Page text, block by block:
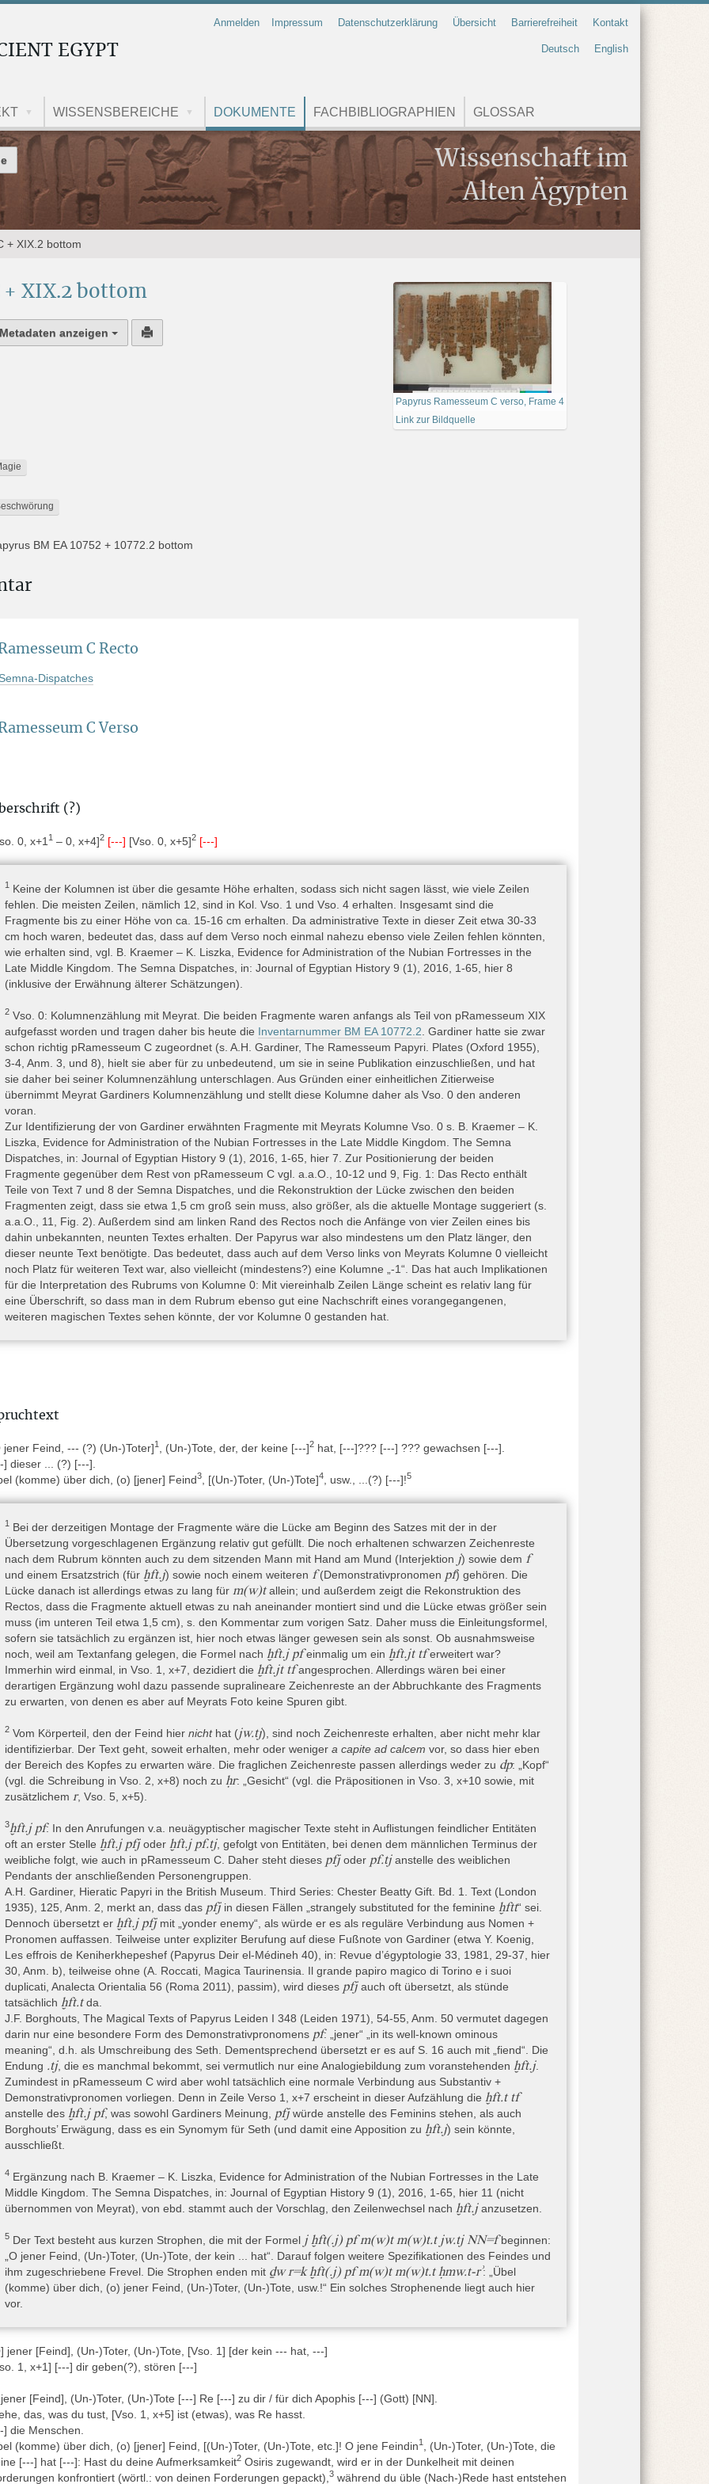
Anmelden Impressum Datenschutzerklärung Übersicht Barrierefreiheit Kontakt
Deutsch English
EGYPT
WISSENSBEREICHE DOKUMENTE FACHBIBLIOGRAPHIEN GLOSSAR
durchsuchen
Wissenschaft im
Alten Ägypten
+ XIX.2 bottom
Papyrus Ramesseum C verso, Frame 4
Link zur Bildquelle
+ XIX.2 bottom
Metadaten anzeigen
BM EA 10752 + 10772.2 bottom
381290
BM EA 10752 + 10772.2 (bottom)
Museu, Papyrus BM EA 10772.2
Konvolut der Ramesseumspapyri von der British School of Archaeology in Egypt und von A.H. Gardiner,
und Bearbeitungsgeschichte siehe u.a. Leach 2006, 225–227; Gardiner 1955, 1–6).
südlich von Assiut bis zum 1. Katarakt » Theben » westliches Ufer » Ramesseum
Papyrus wurde von J.E. Quibell im Jahre 1896 innerhalb des Ramesseums am Fuße eines bereits
Grabschachts gefunden (Quibell – Paget – Pirie [Quibell] 1898, 3–4, Taf. 1–3; Parkinson 1991, XI–
XXVI–XXVIII; Parkinson 2009, 139–140). Dieser Grabschacht gehört zu einer Nekropole aus der Zeit des
Reiches bis zum Anfang der 18. Dynastie (Leblanc 2005, 33–34; Nelson 2006, 115–117, 127; Parkinson
139–140), die in der 19. Dynastie durch den Totentempel („Millionenjahrhaus“) Ramses’ II. überbaut wurde.
Ecke des Ramesseums (Parkinson 2009, 139–140), unter Magazin 5 auf dem Plan von Quibell (Quibell –
– Pirie [Quibell] 1898, Taf. 1), nach heutiger Zählung STI.SA.08. Eine exakte Lokalisierung innerhalb dieses
ist bislang nicht gelungen, da der Fundort auf dem Plan von Quibell nicht eindeutig verzeichnet ist und
Schächte in Betracht kommen (eine vergebliche Suche bei Nelson 2006). Laut einer neu entdeckten Notiz
Newberry aus dem Jahr 1938 (Downing – Parkinson 2016), der bei der Auffindung der Papyri zugegen war,
sich der Schacht im beschrifteten Korridor des Grabes des Sehetepibre (Porter – Moss 1964, 679), der
den Magazinräumen 5–7 des Ramesseums nach dem Plan von Quibell läuft, nach heutiger Zählung unter
bis STI.SA.08. Sollte dies zutreffen (Newberry widerspricht dezidiert Quibell [Quibell – Paget – Pirie [Quibell]
3], der den Papyrus-Schacht nicht mit diesem Grab verbindet), kann der Schacht oder sein Inhalt schwer
ursprünglichen Grab des Sehetepibre gehört haben, denn Letzteres wird früher datiert als das
d.h. der Priester ( ḥm-nṯr) Sehetepibre kann nicht der ursprüngliche Eigentümer der
gewesen sein (Downing – Parkinson 2016, 40–41). Eine neue archäologische Untersuchung
Grabes des Sehetepibre wäre erforderlich, um Klarheit zu bekommen.
Papyrus befand sich zusammen mit 23 weiteren Papyri und einem Bündel Schilfrohr in einer Holzkiste
der Papyri bei Parkinson 2009, 151–153, Tab. 6.1) auf dem Boden des Schachtes. Die Papyri enthalten
medico-magische und magische Texte, aber auch literarische Texte (z.B. Beredter Bauer und
und liturgische Texte (z.B. Dramatischer Ramesseumspapyrus und Sobek-Hymnus). Heute ist dieses
auf das British Museum in London und das Ägyptische Museum und Papyrussammlung in Berlin
Das Schilfrohrbündel, bei dem es sich um Rohmaterial für Schreiberbinsen handelt, wird im Manchester
aufbewahrt (Inv.-Nr. 1882). Der Verbleib des Holzkastens, der mit weißem Stuck überzogen und mit der
sich Arkell Anfang der 1950er Jahre dem Auspacken, Katalogisieren und Ausstellen der Objekte (s. Smith
Vermutung steht noch aus.
wurden verschiedene magische Gegenstände im Schacht gefunden. Ein Überblick der Fundsituation
sich bei Geisen 2018, 2–7; eine Auflistung der von Quibell genannten Objekte mit ihren modernen
und Dynastien) » Pharaonische Zeit » Zweite Zwischenzeit » 13. Dynastie
und Dynastien) » Pharaonische Zeit » Mittleres Reich
Datierung des Papyrus basiert zum einen auf der Einordnung des archäologischen Fundkontextes, zum
auf text- bzw. konvolutinteren Überlegungen. Die Nekropole, in der das Konvolut gefunden wurde, kann in
Mittlere Reich und die frühe Zweite Zwischenzeit datiert werden (Leblanc 2005, 33–34; Nelson 2006, 115–116;
2009, 71). Über die im Grabschacht gefundenen Objekte ist keine chronologische Eingrenzung möglich,
viele dieser Gegenstände in Bestattungen des späten Mittleren Reiches gut belegt sind, teils sogar bis in die
18. Dynastie fortlaufen (Parkinson 2009, 143–145). Laut Geisen 2018, 7, 10–15 würden Streufunde in der
sowie die Grabfunde selbst in Kombination mit Informationen aus den Papyri für eine Datierung der
Papyri selbst sind unterschiedlichen Alters und erstrecken sich paläographisch (hieratisch) über einen Zeitraum
etwa einem Jahrhundert (Gardiner 1955, 1–2; Parkinson 2009, 149). EinenTerminus post quemfür die
des Konvoluts geben der Papyrus Ramesseum VI (Sobek-Hymnus) mit der Nennung
III. (12. Dynastie, ca. 1818–1773 v. Chr.) sowie das Onomastikon auf Papyrus Ramesseum D, das
mit dem Namen Sesostris’ III. (ca. 1837–1818 v. Chr.) gebildetes Toponym aufweist. Die älteste Gruppe bilden
V gehört (Parkinson 2009, 149). Die jüngsten Texte gehören in die späte 13. Dynastie (bis ca. 1630 v.
da sie dem mathematischen Papyrus Rhind und dem Papyrus Boulaq 18 paläographisch aufgrund der
Formen und stärkeren Verwendung von Ligaturen nahestehen (Parkinson 2009, 150).
Erstbeschriftung des Papyrus Ramesseum C (= Recto mit den Semna-Dispatches) gehört in die älteste Phase.
Dispatches nennen das Jahr 3 eines unbekannten Königs, bei dem es sich höchstwahrscheinlich um
III. handelt. Denn Text Nr. 6 ist an einen Beamten namens Samonth adressiert, den Smither 1945, 10,
6 plausibel mit einem Mann gleichen Namens und gleicher Titel aus dem ersten Jahrzehnt dieses Königs
(vgl. auch Gunns Vorwort zu Smither 1945, 5). Auch ein gewisser Ameny lässt sich mit einem Mann
Namens aus der Zeit Amenemhets III. korrelieren, s. Kraemer – Liszka 2016, 39.
magischen Texte auf dem (technischen) Verso des Papyrus müssen logischerweise jünger sein, doch muss das
bedeuten, dass viel Zeit zwischen den Beschriftungsphasen lag. Parkinson 2009, 149 datiert den Papyrus als
in die älteste Textgruppe, nicht nur das Recto allein, und Meyrat 2019, 403 datiert Recto und Verso explizit
Ende der 12. Dynastie.
Recto enthält eine Reihe von Protokollen (mindestens 9, s. Kraemer – Liszka 2016) nubischer
die hauptsächlich Bewegungen von Nubiern festhalten.
Verso enthält einen magischen Text mit mehreren, gleich aufgebauten Strophen, der offenbar einen
oder Feindvernichtungsritual darstellt. Meyrat 2019, 39–41 undpassim möchte den Text sogar
in den Zusammenhang mit den ägyptischen Ächtungstexten sehen und vermutet am Ende des Textes die
von Ächtungsfiguren, wofür sich allerdings kein expliziter Hinweis findet. Quack 1996, 332 deutet das
gedacht war.
den einzelnen Strophen wird ein namentlich nicht genannter „Feind“ angesprochen, dem – vom Kopf bis zum
vorgehend – der Besitz verschiedener Körperteile abgesprochen wird, wodurch er am Ende de factoin seiner
kurze Aussage zu einem Sakrileg dieses Feindes. Für eine Analyse, was dasTertium comparationiszwischen
jeweiligen Körperteil einer Strophe und dem anschließenden Sakrileg darstellt, ist der Text zu stark zerstört.
an einer Stelle lässt sich aber ein Wortspiel feststellen. Jede Strophe endet mit einer Drohformel, laut
„Übel“ (ḏw) den „Feind“ befallen soll.
Nubien, die sogenannten Semna-Dispatches. Smither 1945, Taf. 5a, Anm. zu f zu Zeile 5 vermeint zwar an einer
den Rest eines noch älteren Textes auszumachen (erwähnt auch von Parkinson 2009, 147), aber Kraemer –
statt zu einem ganzen getilgten Text, oder dass sie Tintenreste sind, die vom Versotext durch den dünnen
durchgesickert waren.
im Laufe seiner Nutzung drohte der Papyrus zu zerreißen und wurde auf der Rückseite mit Hilfe eines
gewordenen Stückes einer Abrechnung verstärkt (s. Parkinson 2009, 147 und Kraemer – Liszka 2016,
Wenn Parkinson 2009, 152, Tab. 6.1 unter den Verso-Texten des Papyrus ein „account“ auflistet, dann meint er
C Recto
Dispatches
C Verso
(?)
0, x+1 1 – 0, x+4]2 [---] [Vso. 0, x+5]2 [---]
1 Keine der Kolumnen ist über die gesamte Höhe erhalten, sodass sich nicht sagen lässt, wie viele Zeilen
fehlen. Die meisten Zeilen, nämlich 12, sind in Kol. Vso. 1 und Vso. 4 erhalten. Insgesamt sind die
Fragmente bis zu einer Höhe von ca. 15-16 cm erhalten. Da administrative Texte in dieser Zeit etwa 30-33
cm hoch waren, bedeutet das, dass auf dem Verso noch einmal nahezu ebenso viele Zeilen fehlen könnten,
wie erhalten sind, vgl. B. Kraemer – K. Liszka, Evidence for Administration of the Nubian Fortresses in the
Late Middle Kingdom. The Semna Dispatches, in: Journal of Egyptian History 9 (1), 2016, 1-65, hier 8
(inklusive der Erwähnung älterer Schätzungen).
2Vso. 0: Kolumnenzählung mit Meyrat. Die beiden Fragmente waren anfangs als Teil von pRamesseum XIX
aufgefasst worden und tragen daher bis heute die Inventarnummer BM EA 10772.2 . Gardiner hatte sie zwar
schon richtig pRamesseum C zugeordnet (s. A.H. Gardiner, The Ramesseum Papyri. Plates (Oxford 1955),
3-4, Anm. 3, und 8), hielt sie aber für zu unbedeutend, um sie in seine Publikation einzuschließen, und hat
sie daher bei seiner Kolumnenzählung unterschlagen. Aus Gründen einer einheitlichen Zitierweise
übernimmt Meyrat Gardiners Kolumnenzählung und stellt diese Kolumne daher als Vso. 0 den anderen
voran.
Zur Identifizierung der von Gardiner erwähnten Fragmente mit Meyrats Kolumne Vso. 0 s. B. Kraemer – K.
Liszka, Evidence for Administration of the Nubian Fortresses in the Late Middle Kingdom. The Semna
Dispatches, in: Journal of Egyptian History 9 (1), 2016, 1-65, hier 7. Zur Positionierung der beiden
Fragmente gegenüber dem Rest von pRamesseum C vgl. a.a.O., 10-12 und 9, Fig. 1: Das Recto enthält
Teile von Text 7 und 8 der Semna Dispatches, und die Rekonstruktion der Lücke zwischen den beiden
Fragmenten zeigt, dass sie etwa 1,5 cm groß sein muss, also größer, als die aktuelle Montage suggeriert (s.
a.a.O., 11, Fig. 2). Außerdem sind am linken Rand des Rectos noch die Anfänge von vier Zeilen eines bis
dahin unbekannten, neunten Textes erhalten. Der Papyrus war also mindestens um den Platz länger, den
dieser neunte Text benötigte. Das bedeutet, dass auch auf dem Verso links von Meyrats Kolumne 0 vielleicht
noch Platz für weiteren Text war, also vielleicht (mindestens?) eine Kolumne „-1“. Das hat auch Implikationen
für die Interpretation des Rubrums von Kolumne 0: Mit viereinhalb Zeilen Länge scheint es relativ lang für
eine Überschrift, so dass man in dem Rubrum ebenso gut eine Nachschrift eines vorangegangenen,
weiteren magischen Textes sehen könnte, der vor Kolumne 0 gestanden hat.
jener Feind, --- (?) (Un-)Toter]1 , (Un-)Tote, der, der keine [---]2hat, [---]??? [---] ??? gewachsen [---].
] dieser ... (?) [---].
(komme) über dich, (o) [jener] Feind3, [(Un-)Toter, (Un-)Tote]4, usw., ...(?) [---]!5
1 Bei der derzeitigen Montage der Fragmente wäre die Lücke am Beginn des Satzes mit der in der
Übersetzung vorgeschlagenen Ergänzung relativ gut gefüllt. Die noch erhaltenen schwarzen Zeichenreste
nach dem Rubrum könnten auch zu dem sitzenden Mann mit Hand am Mund (Interjektion j) sowie dem f
und einem Ersatzstrich (für ḫft.j) sowie noch einem weiteren f(Demonstrativpronomen pf) gehören. Die
Lücke danach ist allerdings etwas zu lang für m(w)tallein; und außerdem zeigt die Rekonstruktion des
Rectos, dass die Fragmente aktuell etwas zu nah aneinander montiert sind und die Lücke etwas größer sein
muss (im unteren Teil etwa 1,5 cm), s. den Kommentar zum vorigen Satz. Daher muss die Einleitungsformel,
sofern sie tatsächlich zu ergänzen ist, hier noch etwas länger gewesen sein als sonst. Ob ausnahmsweise
noch, weil am Textanfang gelegen, die Formel nach ḫft.j pfeinmalig um ein ḫft.jt tferweitert war?
Immerhin wird einmal, in Vso. 1, x+7, dezidiert die ḫft.jt tfangesprochen. Allerdings wären bei einer
derartigen Ergänzung wohl dazu passende supralineare Zeichenreste an der Abbruchkante des Fragments
zu erwarten, von denen es aber auf Meyrats Foto keine Spuren gibt.
2Vom Körperteil, den der Feind hier nichthat (jw.tj), sind noch Zeichenreste erhalten, aber nicht mehr klar
identifizierbar. Der Text geht, soweit erhalten, mehr oder weniger a capite ad calcem vor, so dass hier eben
der Bereich des Kopfes zu erwarten wäre. Die fraglichen Zeichenreste passen allerdings weder zu dp: „Kopf“
(vgl. die Schreibung in Vso. 2, x+8) noch zu ḥr: „Gesicht“ (vgl. die Präpositionen in Vso. 3, x+10 sowie, mit
zusätzlichem r, Vso. 5, x+5).
3ḫft.j pf: In den Anrufungen v.a. neuägyptischer magischer Texte steht in Auflistungen feindlicher Entitäten
oft an erster Stelle ḫft.j pfjoder ḫft.j pf.tj, gefolgt von Entitäten, bei denen dem männlichen Terminus der
weibliche folgt, wie auch in pRamesseum C. Daher steht dieses pfjoder pf.tjanstelle des weiblichen
Pendants der anschließenden Personengruppen.
A.H. Gardiner, Hieratic Papyri in the British Museum. Third Series: Chester Beatty Gift. Bd. 1. Text (London
1935), 125, Anm. 2, merkt an, dass das pfjin diesen Fällen „strangely substituted for the feminine ḫftt“ sei.
Dennoch übersetzt er ḫft.j pfjmit „yonder enemy“, als würde er es als reguläre Verbindung aus Nomen +
Pronomen auffassen. Teilweise unter expliziter Berufung auf diese Fußnote von Gardiner (etwa Y. Koenig,
Les effrois de Keniherkhepeshef (Papyrus Deir el-Médineh 40), in: Revue d’égyptologie 33, 1981, 29-37, hier
30, Anm. b), teilweise ohne (A. Roccati, Magica Taurinensia. Il grande papiro magico di Torino e i suoi
duplicati, Analecta Orientalia 56 (Roma 2011), passim), wird dieses pfjauch oft übersetzt, als stünde
tatsächlich ḫft.tda.
J.F. Borghouts, The Magical Texts of Papyrus Leiden I 348 (Leiden 1971), 54-55, Anm. 50 vermutet dagegen
darin nur eine besondere Form des Demonstrativpronomens pf: „jener“ „in its well-known ominous
meaning“, d.h. als Umschreibung des Seth. Dementsprechend übersetzt er es auf S. 16 auch mit „fiend“. Die
Endung .tj, die es manchmal bekommt, sei vermutlich nur eine Analogiebildung zum voranstehenden ḫft.j.
Zumindest in pRamesseum C wird aber wohl tatsächlich eine normale Verbindung aus Substantiv +
Demonstrativpronomen vorliegen. Denn in Zeile Verso 1, x+7 erscheint in dieser Aufzählung die ḫft.t tf
anstelle des ḫft.j pf, was sowohl Gardiners Meinung, pfjwürde anstelle des Feminins stehen, als auch
Borghouts’ Erwägung, dass es ein Synomym für Seth (und damit eine Apposition zu ḫft.j) sein könnte,
ausschließt.
4Ergänzung nach B. Kraemer – K. Liszka, Evidence for Administration of the Nubian Fortresses in the Late
Middle Kingdom. The Semna Dispatches, in: Journal of Egyptian History 9 (1), 2016, 1-65, hier 11 (nicht
übernommen von Meyrat), von ebd. stammt auch der Vorschlag, den Zeilenwechsel nach ḫft.janzusetzen.
5Der Text besteht aus kurzen Strophen, die mit der Formel j ḫft(.j) pf m(w)t m(w)t.t jw.tj NN=fbeginnen:
„O jener Feind, (Un-)Toter, (Un-)Tote, der kein ... hat“. Darauf folgen weitere Spezifikationen des Feindes und
ihm zugeschriebene Frevel. Die Strophen enden mit ḏw r=k ḫft(.j) pf m(w)t m(w)t.t ḥmw.t-rʾ: „Übel
(komme) über dich, (o) jener Feind, (Un-)Toter, (Un-)Tote, usw.!“ Ein solches Strophenende liegt auch hier
vor.
jener [Feind], (Un-)Toter, (Un-)Tote, [Vso. 1] [der kein --- hat, ---]
1, x+1] [---] dir geben(?), stören [---]
[Feind], (Un-)Toter, (Un-)Tote [---] Re [---] zu dir / für dich Apophis [---] (Gott) [NN].
das, was du tust, [Vso. 1, x+5] ist (etwas), was Re hasst.
] die Menschen.
(komme) über dich, (o) [jener] Feind, [(Un-)Toter, (Un-)Tote, etc.]! O jene Feindin1 , (Un-)Toter, (Un-)Tote, die
[---] hat [---]: Hast du deine Aufmerksamkeit2Osiris zugewandt, wird er in der Dunkelheit mit deinen
konfrontiert (wörtl.: von deinen Forderungen gepackt), 3während du üble (Nach-)Rede hast entstehen